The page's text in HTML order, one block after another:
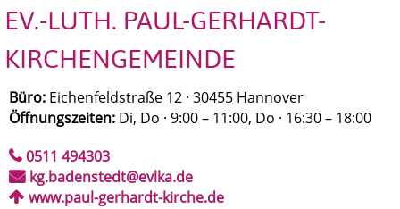
EV.-LUTH. PAUL-GERHARDT-
KIRCHENGEMEINDE
Büro: Eichenfeldstraße 12 · 30455 Hannover
Öffnungszeiten: Di, Do · 9:00 – 11:00, Do · 16:30 – 18:00
0511 494303
kg.badenstedt@evlka.de
www.paul-gerhardt-kirche.de